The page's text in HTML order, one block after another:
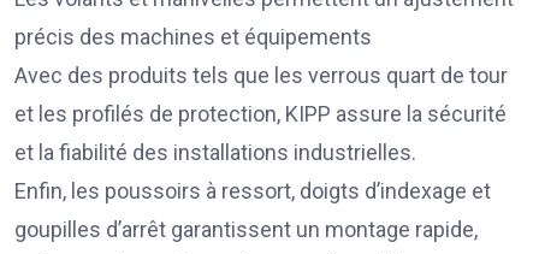
précis des machines et équipements
Avec des produits tels que les verrous quart de tour
et les profilés de protection, KIPP assure la sécurité
et la fiabilité des installations industrielles.
Enfin, les poussoirs à ressort, doigts d’indexage et
goupilles d’arrêt garantissent un montage rapide,